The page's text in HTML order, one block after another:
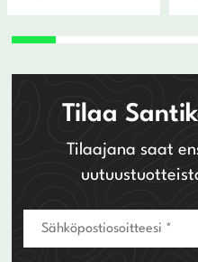
Tilaa
Tilaajana saat